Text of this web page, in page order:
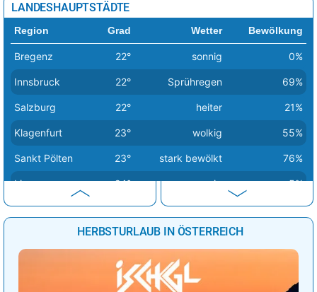
LANDESHAUPTSTÄDTE
Region Grad Wetter Bewölkung
Bregenz 22° sonnig 0%
Innsbruck 22° Sprühregen 69%
Salzburg 22° heiter 21%
Klagenfurt 23° wolkig 55%
Sankt Pölten 23° stark bewölkt 76%
Linz 24° sonnig 5%
Wien 24° stark bewölkt 91%
26° Sprühregen
Graz 27° Sprühregen 75%
HERBSTURLAUB IN ÖSTERREICH